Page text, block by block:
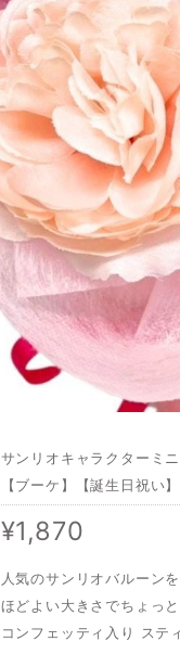
サンリオキャラクターミ
【ブーケ】【誕生日祝い】
¥1,870
人気のサンリオバルーン
ほどよい大きさでちょっ
コンフェッティ入り ステ